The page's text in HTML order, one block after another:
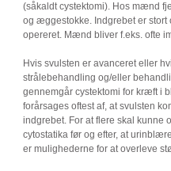
(såkaldt cystektomi). Hos mænd
og æggestokke. Indgrebet er stort
opereret. Mænd bliver f.eks. ofte
Hvis svulsten er avanceret eller
strålebehandling og/eller
gennemgår cystektomi for kræft i
forårsages oftest af, at svulsten
indgrebet. For at flere skal kunne
cytostatika før og efter, at
er mulighederne for at overleve